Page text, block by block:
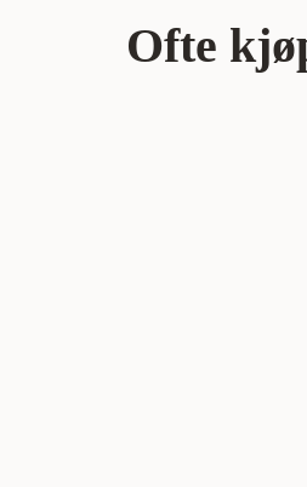
Ofte